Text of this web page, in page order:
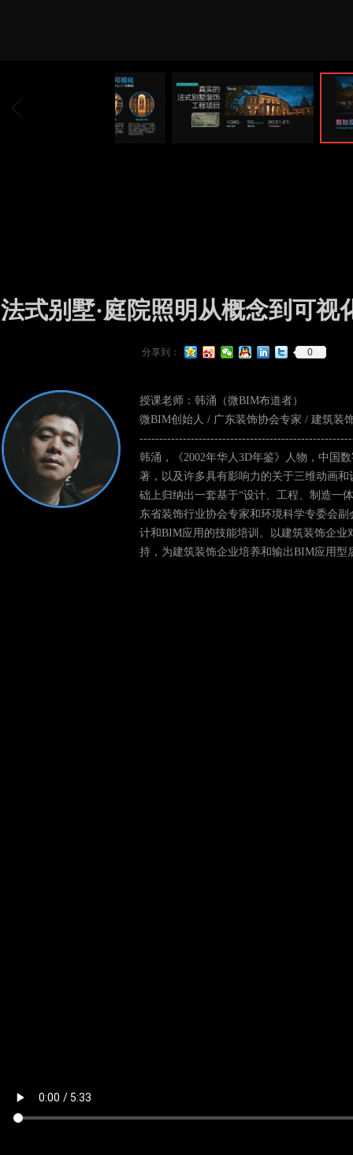
分享到： 0
法式别墅·庭院照明从概念到可
授课老师：韩涌（微BIM布道者）
微BIM创始人 / 广东装饰协会专家 / 建筑装
韩涌，《2002年华人3D年鉴》人物，中国
著，以及许多具有影响力的关于三维动画
础上归纳出一套基于“设计、工程、制造一
东省装饰行业协会专家和环境科学专委会
计和BIM应用的技能培训。以建筑装饰企
持，为建筑装饰企业培养和输出BIM应用型